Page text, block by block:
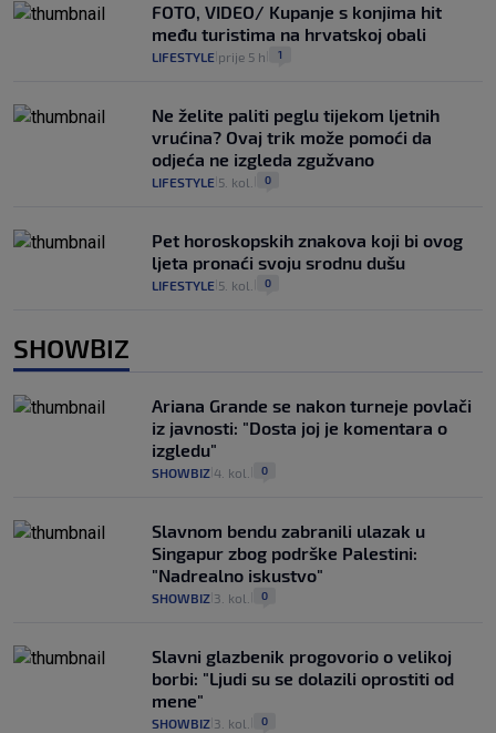
FOTO, VIDEO/ Kupanje s konjima hit
među turistima na hrvatskoj obali
LIFESTYLE prije 5 h 1
Ne želite paliti peglu tijekom ljetnih
vrućina? Ovaj trik može pomoći da
odjeća ne izgleda zgužvano
LIFESTYLE 5. kol. 0
Pet horoskopskih znakova koji bi ovog
ljeta pronaći svoju srodnu dušu
LIFESTYLE 5. kol. 0
SHOWBIZ
Ariana Grande se nakon turneje povlači
iz javnosti: "Dosta joj je komentara o
izgledu"
SHOWBIZ 4. kol. 0
Slavnom bendu zabranili ulazak u
Singapur zbog podrške Palestini:
"Nadrealno iskustvo"
SHOWBIZ 3. kol. 0
Slavni glazbenik progovorio o velikoj
borbi: "Ljudi su se dolazili oprostiti od
mene"
SHOWBIZ 3. kol. 0